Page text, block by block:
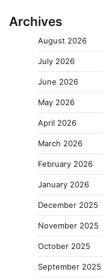
Archives
August 2026
July 2026
June 2026
May 2026
April 2026
March 2026
February 2026
January 2026
December 2025
November 2025
October 2025
September 2025